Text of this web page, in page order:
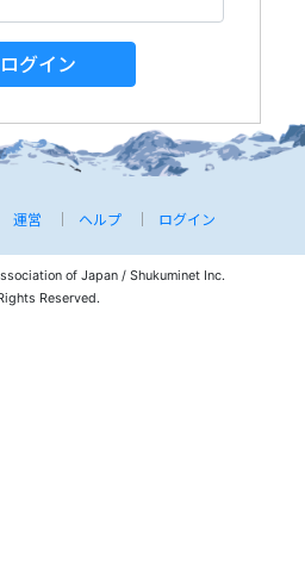
ログイン
運営 ヘルプ ログイン
of Japan / Shukuminet Inc.
Reserved.